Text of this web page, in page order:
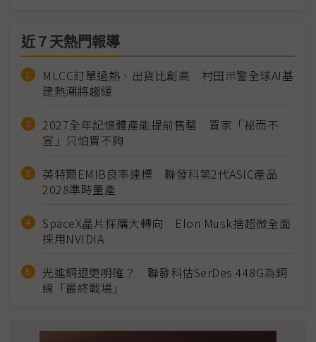
近７天熱門報導
MLCC訂單過熱、出貨比創高 村田示警全球AI基
建熱潮將趨緩
2027全年記憶體產能提前售罄 買家「祕而不
宣」只怕買不夠
英特爾EMIB良率達標 聯發科第2代ASIC產品
2028準時量產
SpaceX晶片採購大轉向 Elon Musk捨超微全面
採用NVIDIA
光進銅退更明確？ 聯發科估SerDes 448G為銅
線「最終戰場」